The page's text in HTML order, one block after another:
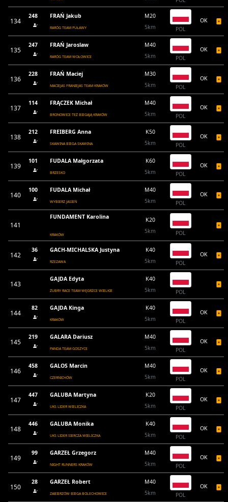
134
248 FRAŃ Jakub
RARÓG TEAM PUŁAWY
M20
5km
POL
OK
135
247 FRAŃ Jaroslaw
RARÓG TEAM WOŁOWICE
M40
5km
POL
OK
136
228 FRAŃ Maciej
MACIEJAS FRANIEJAS TEAM KRAKÓW
M30
5km
POL
OK
137
114 FRĄCZEK Michał
BRONOWICE TEŻ BIEGAJĄ KRAKÓW
M40
5km
POL
OK
138
212 FREIBERG Anna
SKAWINA BIEGA SKAWINA
K50
5km
POL
OK
139
101 FUDALA Małgorzata
BRZESKO
K60
5km
POL
OK
140
100 FUDALA Michał
WYBIERZ JASIEŃ
M40
5km
POL
OK
141
FUNDAMENT Karolina
KRAKÓW
K20
5km
POL
142
36 GACH-MICHALSKA Justyna
RZEZAWA
K40
5km
POL
OK
143
GAJDA Edyta
ŻUBRY RACE TEAM WĘGRZCE WIELKIE
K40
5km
POL
144
82 GAJDA Kinga
KRAKÓW
K40
5km
POL
OK
145
219 GALARA Dariusz
PANDA TEAM GOSZYCE
M40
5km
POL
OK
146
458 GALOS Marcin
CZERNICHÓW
M40
5km
POL
OK
147
447 GALUBA Martyna
UKS LIDER WIELICZKA
K20
5km
POL
OK
148
446 GALUBA Monika
UKS LIDER SIERCZA WIELICZKA
K40
5km
POL
OK
149
99 GARZEŁ Grzegorz
NIGHT RUNNERS KRAKÓW
M40
5km
POL
OK
150
28 GARZEŁ Robert
ZABIERZÓW BIEGA BOLECHOWICE
M40
5km
POL
OK